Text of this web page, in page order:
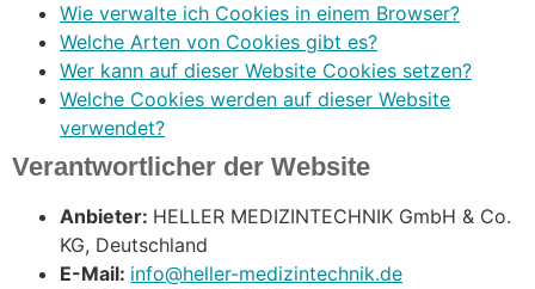
Wie verwalte ich Cookies in einem Browser?
Welche Arten von Cookies gibt es?
Wer kann auf dieser Website Cookies setzen?
Welche Cookies werden auf dieser Website
verwendet?
Verantwortlicher der Website
Anbieter: HELLER MEDIZINTECHNIK GmbH & Co.
KG, Deutschland
E-Mail: info@heller-medizintechnik.de